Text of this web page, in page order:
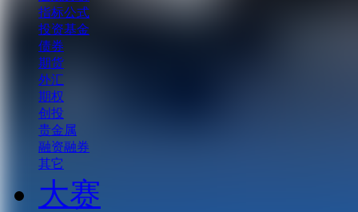
指标公式
投资基金
债券
期货
外汇
期权
创投
贵金属
融资融券
其它
大赛